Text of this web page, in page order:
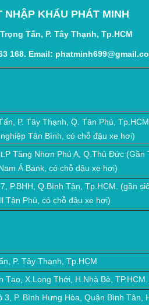
KHẨU PHÁT MINH
Tấn, P. Tây Thạnh, Tp.HCM
Email:
P. Tây Thạnh, Q. Tân Phú,
Tân Bình, có chỗ đậu xe hơi)
Tăng Nhơn Phú A, Q.Thủ Đức (Gần
Á Bank, có chỗ dậu xe hơi)
P.BHH, Q.Bình Tân, Tp.HCM. (gần
Tân Phú, có chỗ đậu xe hơi)
P. Tây Thạnh, Tp.HCM
Tạo, X.Long Thới, H.Nhà Bè, TP.HCM.
3, P. Bình Hưng Hòa, Quận Bình Tân,